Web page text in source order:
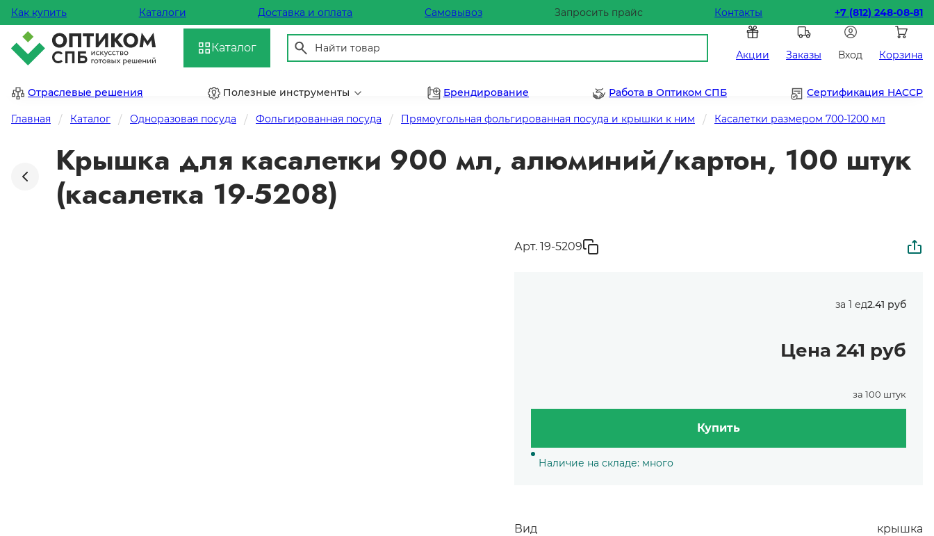
Как купить Каталоги Доставка и оплата Самовывоз Запросить прайс Контакты +7 (812) 248-08-81
Каталог
Акции Заказы Вход Корзина
Отраслевые решения Полезные инструменты Брендирование Работа в Оптиком СПБ Сертификация HACCP
Главная Каталог Одноразовая посуда Фольгированная посуда Прямоугольная фольгированная посуда и крышки к ним Касалетки размером 700-1200 мл
Крышка для касалетки 900 мл, алюминий/картон, 100 штук
(касалетка 19-5208)
Арт. 19-5209
за 1 ед2.41 руб
Цена 241 руб
за 100 штук
Купить
Наличие на складе: много
Вид крышка